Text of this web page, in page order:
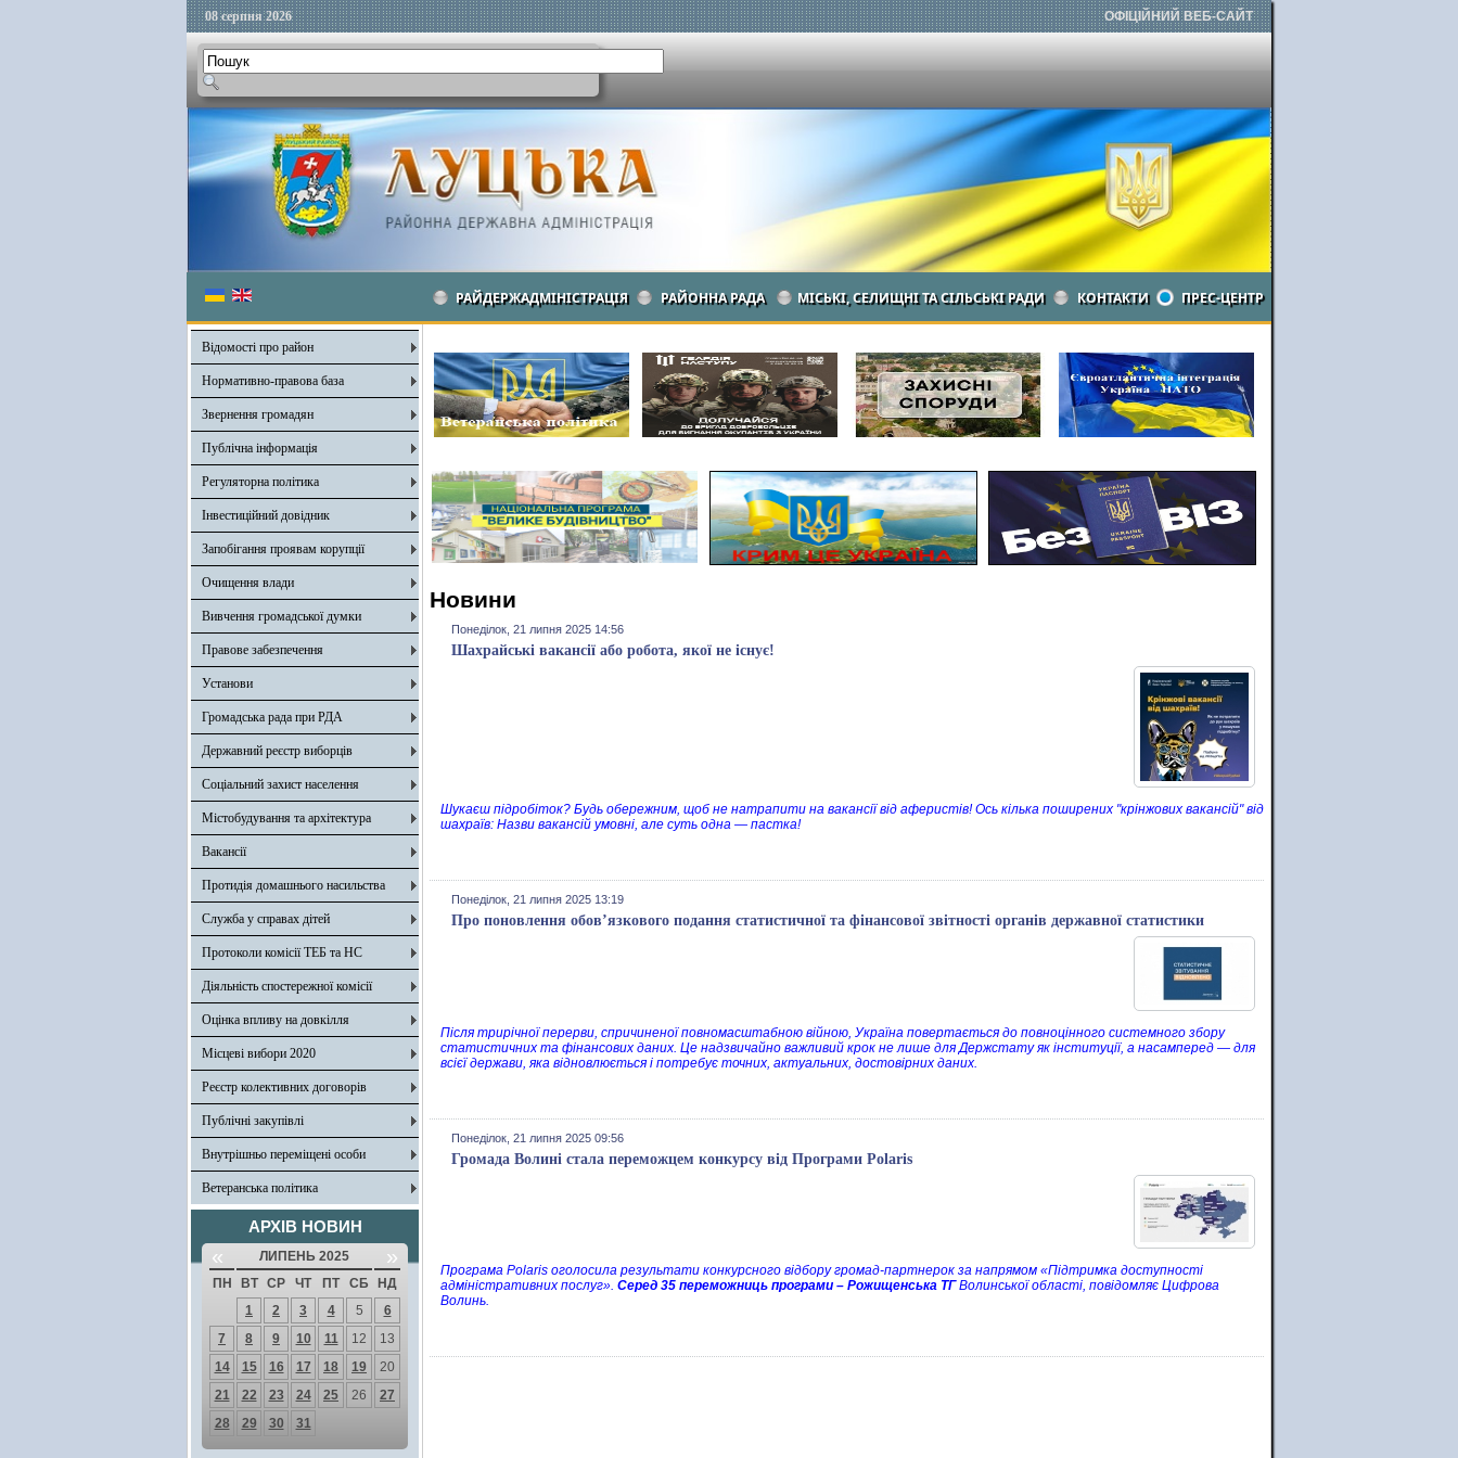
08 серпня 2026 ОФІЦІЙНИЙ ВЕБ-САЙТ
РАЙДЕРЖАДМІНІСТРАЦІЯ РАЙОННА РАДА МІСЬКІ, СЕЛИЩНІ ТА СІЛЬСЬКІ РАДИ КОНТАКТИ ПРЕС-ЦЕНТР
Відомості про район
Нормативно-правова база
Звернення громадян
Публічна інформація
Регуляторна політика
Інвестиційний довідник
Запобігання проявам корупції
Очищення влади
Вивчення громадської думки
Правове забезпечення
Установи
Громадська рада при РДА
Державний реєстр виборців
Соціальний захист населення
Містобудування та архітектура
Вакансії
Протидія домашнього насильства
Служба у справах дітей
Протоколи комісії ТЕБ та НС
Діяльність спостережної комісії
Оцінка впливу на довкілля
Місцеві вибори 2020
Реєстр колективних договорів
Публічні закупівлі
Внутрішньо переміщені особи
Ветеранська політика
АРХІВ НОВИН
« ЛИПЕНЬ 2025 »
ПН ВТ СР ЧТ ПТ СБ
НД
1
2 3 4 5
6
7
8 9 10 11 12
13
14
15 16 17 18 19
20
21
22 23 24 25 26
27
28
29 30 31
Новини
Понеділок, 21 липня 2025 14:56
Шахрайські вакансії або робота, якої не існує!
Шукаєш підробіток? Будь обережним, щоб не натрапити на вакансії від аферистів! Ось кілька поширених "крінжових вакансій" від
шахраїв: Назви вакансій умовні, але суть одна — пастка!
Понеділок, 21 липня 2025 13:19
Про поновлення обов’язкового подання статистичної та фінансової звітності органів державної статистики
Після трирічної перерви, спричиненої повномасштабною війною, Україна повертається до повноцінного системного збору
статистичних та фінансових даних. Це надзвичайно важливий крок не лише для Держстату як інституції, а насамперед — для
всієї держави, яка відновлюється і потребує точних, актуальних, достовірних даних.
Понеділок, 21 липня 2025 09:56
Громада Волині стала переможцем конкурсу від Програми Polaris
Програма Polaris оголосила результати конкурсного відбору громад-партнерок за напрямом «Підтримка доступності
адміністративних послуг». Серед 35 переможниць програми – Рожищенська ТГВолинської області, повідомляє Цифрова
Волинь.